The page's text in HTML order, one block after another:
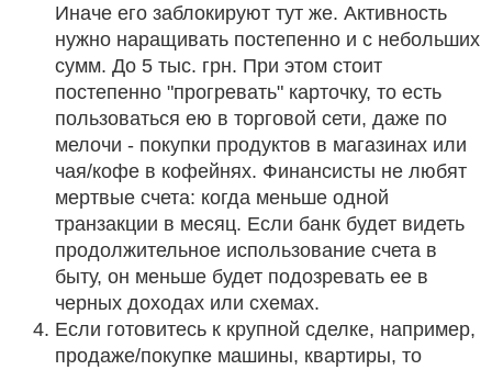
Иначе его заблокируют тут же. Активность
нужно наращивать постепенно и с небольших
сумм. До 5 тыс. грн. При этом стоит
постепенно "прогревать" карточку, то есть
пользоваться ею в торговой сети, даже по
мелочи - покупки продуктов в магазинах или
чая/кофе в кофейнях. Финансисты не любят
мертвые счета: когда меньше одной
транзакции в месяц. Если банк будет видеть
продолжительное использование счета в
быту, он меньше будет подозревать ее в
черных доходах или схемах.
Если готовитесь к крупной сделке, например,
продаже/покупке машины, квартиры, то